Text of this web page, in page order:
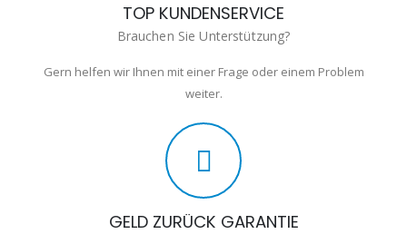
TOP KUNDENSERVICE
Brauchen Sie Unterstützung?
Gern helfen wir Ihnen mit einer Frage oder einem Problem
weiter.
GELD ZURÜCK GARANTIE